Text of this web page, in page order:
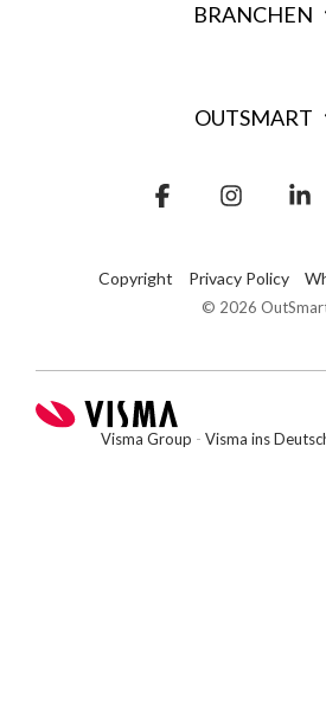
BRANCHEN
OUTSMART
Copyright Privacy Policy
© 2026
FacebookInstagram
Visma Group - Visma ins